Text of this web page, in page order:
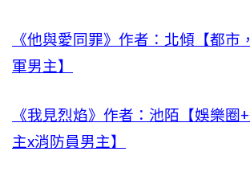
《他與愛同罪》作者：北傾【都市
軍男主】
《我見烈焰》作者：池陌【娛樂圈
主x消防員男主】